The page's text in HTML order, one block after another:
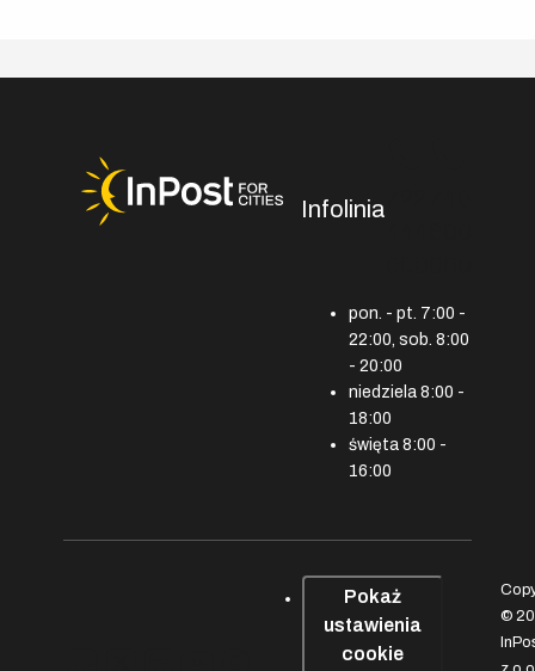
Infolinia
pon. - pt. 7:00 -
22:00, sob. 8:00
- 20:00
niedziela 8:00 -
18:00
święta 8:00 -
16:00
, link otworzy się w nowym oknie
, link otworzy się w nowym oknie
, link otworzy się w nowym
, link otworzy się w nowym
, link otworzy się w
Pokaż
ustawienia
cookie
©